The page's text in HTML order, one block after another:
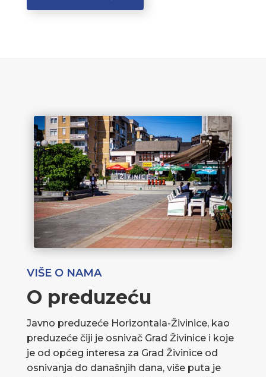
VIŠE O NAMA
O preduzeću
Javno preduzeće Horizontala-Živinice, kao
preduzeće čiji je osnivač Grad Živinice i koje
je od općeg interesa za Grad Živinice od
osnivanja do današnjih dana, više puta je